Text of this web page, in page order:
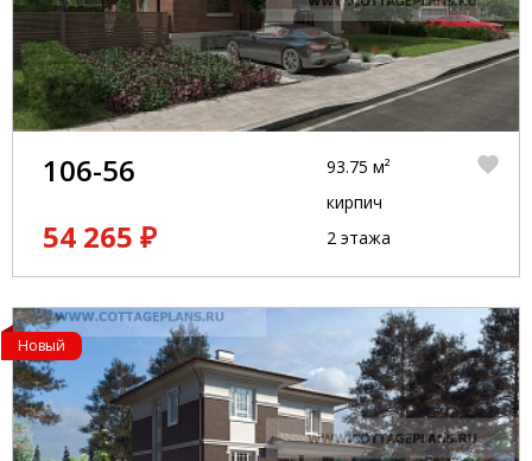
106-56
54 265 ₽
93.75 м²
кирпич
2 этажа
Новый